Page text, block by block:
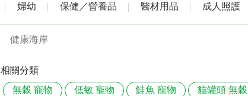
婦幼 保健／營養品 醫材用品 成人照護
健康海岸
相關分類
無穀 寵物
低敏 寵物 鮭魚 寵物 貓罐頭 無穀